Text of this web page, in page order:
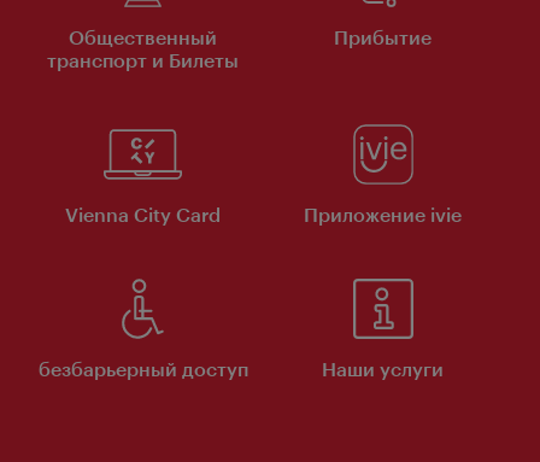
Общественный
транспорт и Билеты
Прибытие
Vienna City Card Приложение ivie
безбарьерный доступ Наши услуги